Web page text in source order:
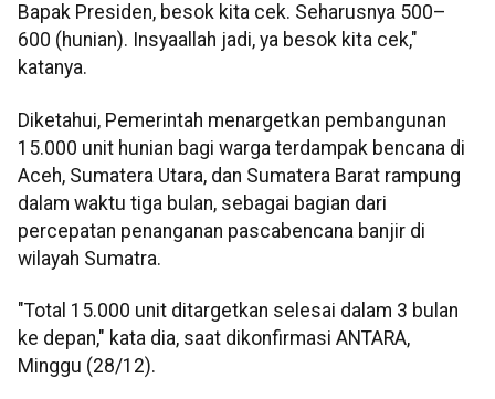
Bapak Presiden, besok kita cek. Seharusnya 500–
600 (hunian). Insyaallah jadi, ya besok kita cek,"
katanya.
Diketahui, Pemerintah menargetkan pembangunan
15.000 unit hunian bagi warga terdampak bencana di
Aceh, Sumatera Utara, dan Sumatera Barat rampung
dalam waktu tiga bulan, sebagai bagian dari
percepatan penanganan pascabencana banjir di
wilayah Sumatra.
"Total 15.000 unit ditargetkan selesai dalam 3 bulan
ke depan," kata dia, saat dikonfirmasi ANTARA,
Minggu (28/12).